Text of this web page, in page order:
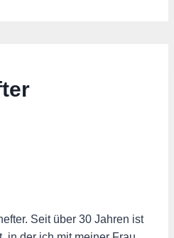
Seit über 30 Jahren ist